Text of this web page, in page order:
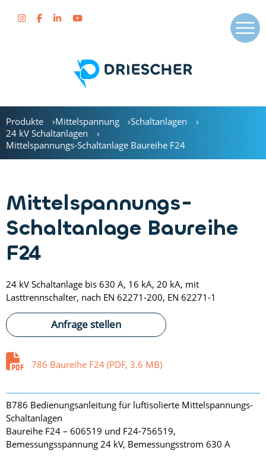
Produkte Mittelspannung
Schaltanlagen
24 kV Schaltanlagen
Mittelspannungs-Schaltanlage Baureihe F24
Mittelspannungs-
Schaltanlage Baureihe
F24
24 kV Schaltanlage bis 630 A, 16 kA, 20 kA, mit
Lasttrennschalter, nach EN 62271-200, EN 62271-1
Anfrage stellen
786 Baureihe F24 (PDF, 3.6 MB)
B786 Bedienungsanleitung für luftisolierte Mittelspannungs-
Schaltanlagen
Baureihe F24 – 606519 und F24-756519,
Bemessungsspannung 24 kV, Bemessungsstrom 630 A